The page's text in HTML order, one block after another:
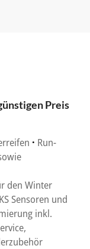
Preis
· Run-
den Winter
Sensoren und
inkl.